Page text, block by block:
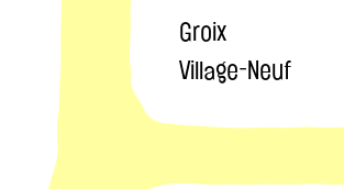
Groix
Village-Neuf